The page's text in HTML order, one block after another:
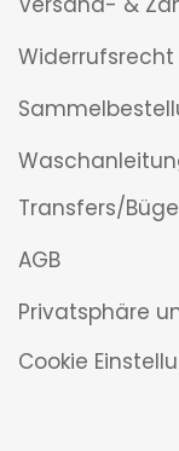
Transfers/
AGB
Privatsphäre
Cookie